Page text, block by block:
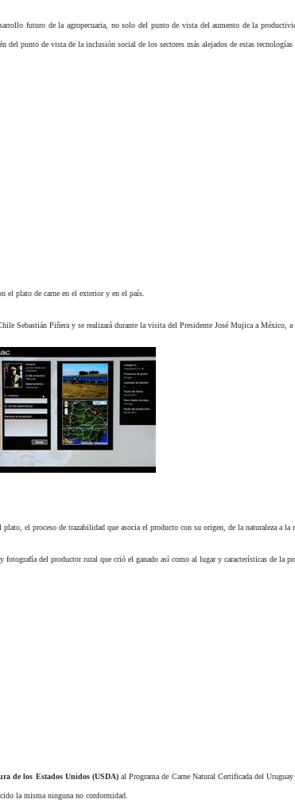
futuro de la agropecuaria, no solo del punto de vista del aumento de la
del punto de vista de la inclusión social de los sectores más alejados de estas tecnologías
el plato de carne en el exterior y en el país.
Sebastián Piñera y se realizará durante la visita del Presidente José Mujica a México, a
el proceso de trazabilidad que asocia el producto con su origen, de la naturaleza a la
fotografía del productor rural que crió el ganado así como al lugar y características de la
de los Estados Unidos (USDA)al Programa de Carne Natural Certificada del
la misma ninguna no conformidad.